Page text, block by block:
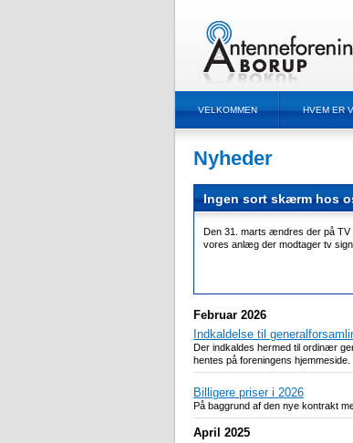
VELKOMMEN HVEM ER
Nyheder
Ingen sort skærm hos
Den 31. marts ændres der på TV
vores anlæg der modtager tv
Februar 2026
Indkaldelse til
Der indkaldes hermed til ordinær
hentes på foreningens hjemmeside.
Billigere priser i 2026
På baggrund af den nye kontrakt
April 2025